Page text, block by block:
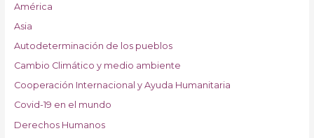
América
Asia
Autodeterminación de los pueblos
Cambio Climático y medio ambiente
Cooperación Internacional y Ayuda Humanitaria
Covid-19 en el mundo
Derechos Humanos